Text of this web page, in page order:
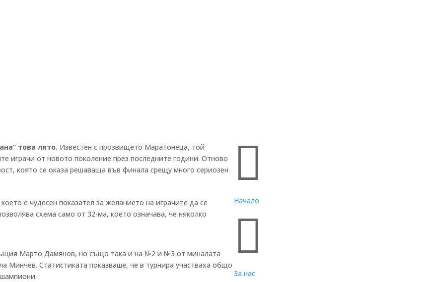
това лято. Известен с прозвището Маратонеца, той
играчи от новото поколение през последните години. Отново
която се оказа решаваща във финала срещу много сериозен
е чудесен показател за желанието на играчите да се
схема само от 32-ма, което означава, че няколко
Марто Дамянов, но също така и на №2 и №3 от миналата
Минчев. Статистиката показваше, че в турнира участваха общо

Начало

За нас